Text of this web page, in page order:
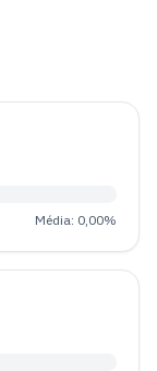
Média: 0,00%